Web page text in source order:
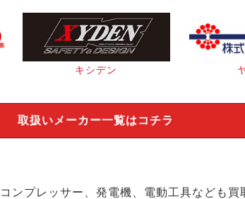
キシデン
取扱いメーカー一覧はコチラ
ンプレッサー、発電機、電動工具なども買